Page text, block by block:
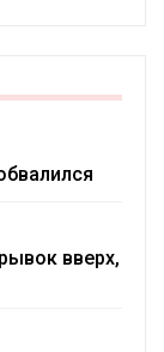
вверх,